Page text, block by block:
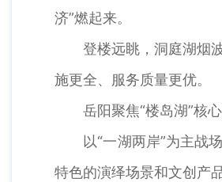
济”燃起来。
登楼远眺，洞庭湖烟波
施更全、服务质量更优。
岳阳聚焦“楼岛湖”核心
以“一湖两岸”为主战场
特色的演绎场景和文创产品